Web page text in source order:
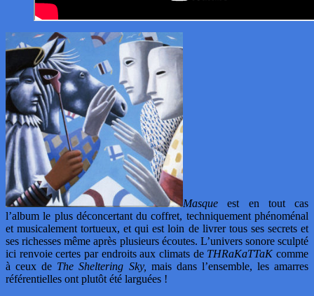
Masque est en tout cas
l’album le plus déconcertant du coffret, techniquement phénoménal
et musicalement tortueux, et qui est loin de livrer tous ses secrets et
ses richesses même après plusieurs écoutes. L’univers sonore sculpté
ici renvoie certes par endroits aux climats de THRaKaTTaKcomme
à ceux de The Sheltering Sky, mais dans l’ensemble, les amarres
référentielles ont plutôt été larguées !